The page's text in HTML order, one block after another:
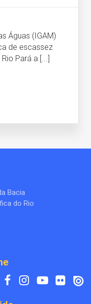
Águas (IGAM)
de escassez
Pará a [...]
Bacia
do Rio